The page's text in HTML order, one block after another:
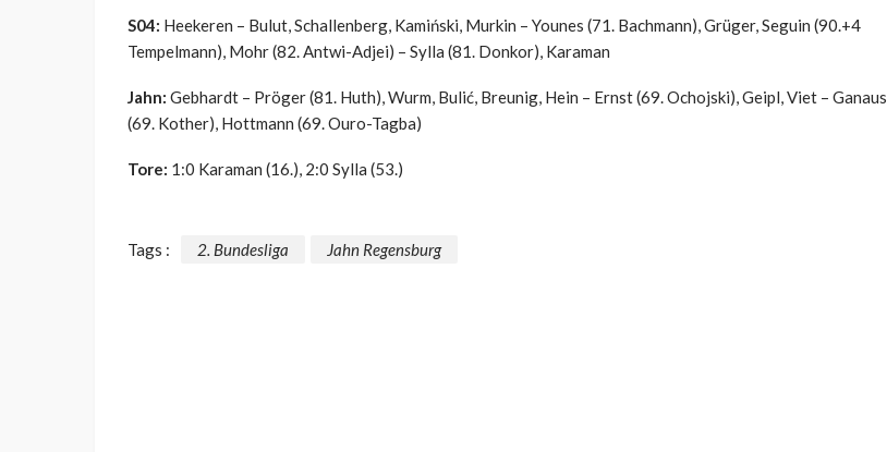
S04: Heekeren – Bulut, Schallenberg, Kamiński, Murkin – Younes (71. Bachmann), Grüger, Seguin (90.+4
Tempelmann), Mohr (82. Antwi-Adjei) – Sylla (81. Donkor), Karaman
Jahn: Gebhardt – Pröger (81. Huth), Wurm, Bulić, Breunig, Hein – Ernst (69. Ochojski), Geipl, Viet – Ganaus
(69. Kother), Hottmann (69. Ouro-Tagba)
Tore: 1:0 Karaman (16.), 2:0 Sylla (53.)
Tags : 2. Bundesliga Jahn Regensburg